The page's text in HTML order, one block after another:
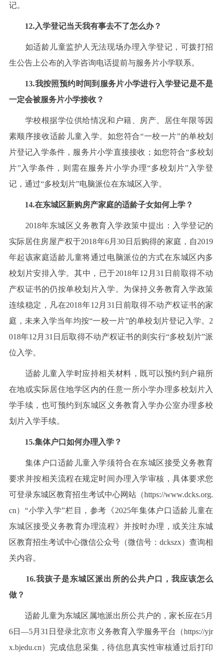
记。
12.入学登记当天我有事去不了怎么办？
如适龄儿童监护人无法现场办理入学登记，可拨打招
生公告上公布的入学咨询电话提前与服务片小学联系。
13.我按照预约时间到服务片小学进行入学登记是不是
一定会被服务片小学接收？
学校根据学位供给情况和户籍、房产、居住年限等因
素顺序接收适龄儿童入学。如您符合“一校一片”的单校划
片登记入学条件，服务片小学直接接收；如您符合“多校划
片”入学条件，则需在服务片小学办理“多校划片”入学登
记，通过“多校划片”电脑派位在东城区入学。
14.在东城区新购房产家庭的适龄子女如何上学？
2018年东城区义务教育入学政策中提出：入学登记的
实际居住房屋产权于2018年6月30日后购得的家庭，自2019
年起该家庭适龄儿童将通过电脑派位的方式在东城区内多
校划片安排入学。其中，已于2018年12月31日前取得不动
产权证书的仍按单校划片入学。为保持义务教育入学政策
连续稳定，凡在2018年12月31日前取得不动产权证书的家
庭，未来入学当年均按“一校一片”的单校划片登记入学。2
018年12月31日后取得不动产权证书的则实行“多校划片”派
位入学。
适龄儿童入学时应持相关材料，既可以预约到户籍所
在地或实际居住地学区内的任意一所小学办理多校划片入
学手续，也可预约到东城区义务教育入学办公室办理多校
划片入学手续。
15.集体户口如何办理入学？
集体户口适龄儿童入学须符合在东城区接受义务教育
要求并按相关流程在规定时间办理入学审核，具体要求您
可登录东城区教育招生考试中心网站（https://www.dcks.org.
cn）“小学入学”栏目，参考《2025年集体户口适龄儿童在
东城区接受义务教育办理流程》并按时办理，或关注东城
区教育招生考试中心微信公众号（微信号：dckszx）查询相
关内容。
16.我孩子是东城区派出所的公共户口，我应该怎么
做？
适龄儿童为东城区属地派出所公共户的，家长应在5月
6日—5月31日登录北京市义务教育入学服务平台（https://yjr
x.bjedu.cn）完成信息采集，待信息真实性审核通过后打印